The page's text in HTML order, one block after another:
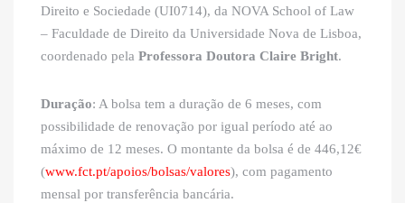
Direito e Sociedade (UI0714), da NOVA School of Law
– Faculdade de Direito da Universidade Nova de Lisboa,
coordenado pela Professora Doutora Claire Bright.
Duração: A bolsa tem a duração de 6 meses, com
possibilidade de renovação por igual período até ao
máximo de 12 meses. O montante da bolsa é de 446,12€
(www.fct.pt/apoios/bolsas/valores), com pagamento
mensal por transferência bancária.